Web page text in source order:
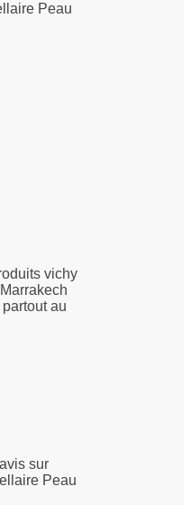
Peau
vichy
au
sur
Peau